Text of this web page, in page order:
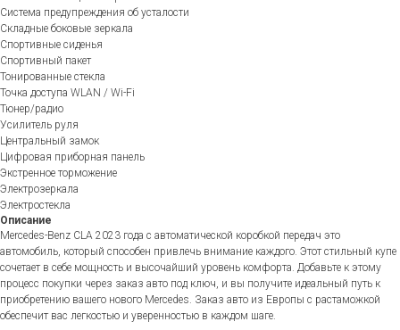
Система предупреждения об усталости
Складные боковые зеркала
Спортивные сиденья
Спортивный пакет
Тонированные стекла
Точка доступа WLAN / Wi-Fi
Тюнер/радио
Усилитель руля
Центральный замок
Цифровая приборная панель
Экстренное торможение
Электрозеркала
Электростекла
Описание
Mercedes-Benz CLA 2023 года с автоматической коробкой передач это
автомобиль, который способен привлечь внимание каждого. Этот стильный купе
сочетает в себе мощность и высочайший уровень комфорта. Добавьте к этому
процесс покупки через заказ авто под ключ, и вы получите идеальный путь к
приобретению вашего нового Mercedes. Заказ авто из Европы с растаможкой
обеспечит вас легкостью и уверенностью в каждом шаге.